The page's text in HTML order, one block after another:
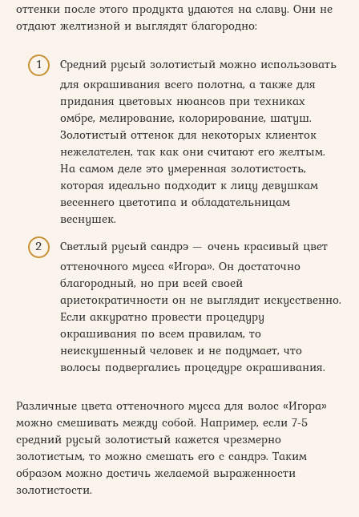
оттенки после этого продукта удаются на славу. Они не
отдают желтизной и выглядят благородно:
Средний русый золотистый можно использовать
для окрашивания всего полотна, а также для
придания цветовых нюансов при техниках
омбре, мелирование, колорирование, шатуш.
Золотистый оттенок для некоторых клиенток
нежелателен, так как они считают его желтым.
На самом деле это умеренная золотистость,
которая идеально подходит к лицу девушкам
весеннего цветотипа и обладательницам
веснушек.
Светлый русый сандрэ — очень красивый цвет
оттеночного мусса «Игора». Он достаточно
благородный, но при всей своей
аристократичности он не выглядит искусственно.
Если аккуратно провести процедуру
окрашивания по всем правилам, то
неискушенный человек и не подумает, что
волосы подвергались процедуре окрашивания.
Различные цвета оттеночного мусса для волос «Игора»
можно смешивать между собой. Например, если 7-5
средний русый золотистый кажется чрезмерно
золотистым, то можно смешать его с сандрэ. Таким
образом можно достичь желаемой выраженности
золотистости.